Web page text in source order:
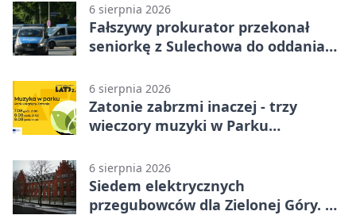
6 sierpnia 2026
Fałszywy prokurator przekonał
seniorkę z Sulechowa do oddania
6 sierpnia 2026
Zatonie zabrzmi inaczej - trzy
wieczory muzyki w Parku
6 sierpnia 2026
Siedem elektrycznych
przegubowców dla Zielonej Góry. To